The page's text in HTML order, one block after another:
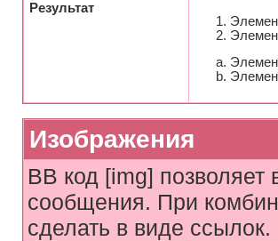
Результат
Изображения
BB код [img] позволяет
сообщения. При
сделать в виде ссылок.